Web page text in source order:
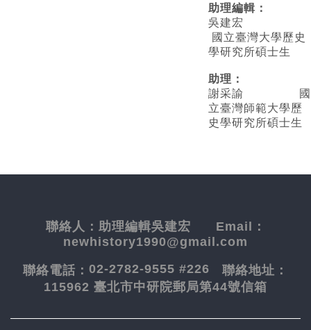
助理編輯：
吳建宏
國立臺灣大學歷史
學研究所碩士生
助理：
謝采諭
國
立臺灣師範大學歷
史學研究所碩士生
聯絡人： 助理編輯吳建宏 Email：
newhistory1990@gmail.com
聯絡電話： 02-2782-9555 #226 聯絡地址：
115962 臺北市中研院郵局第44號信箱